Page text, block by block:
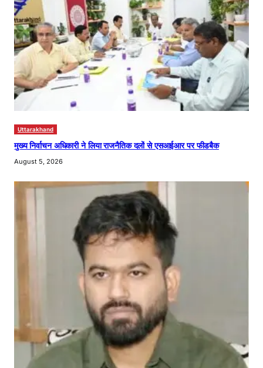
Uttarakhand
मुख्य निर्वाचन अधिकारी ने लिया राजनैतिक दलों से एसआईआर पर फीडबैक
August 5, 2026